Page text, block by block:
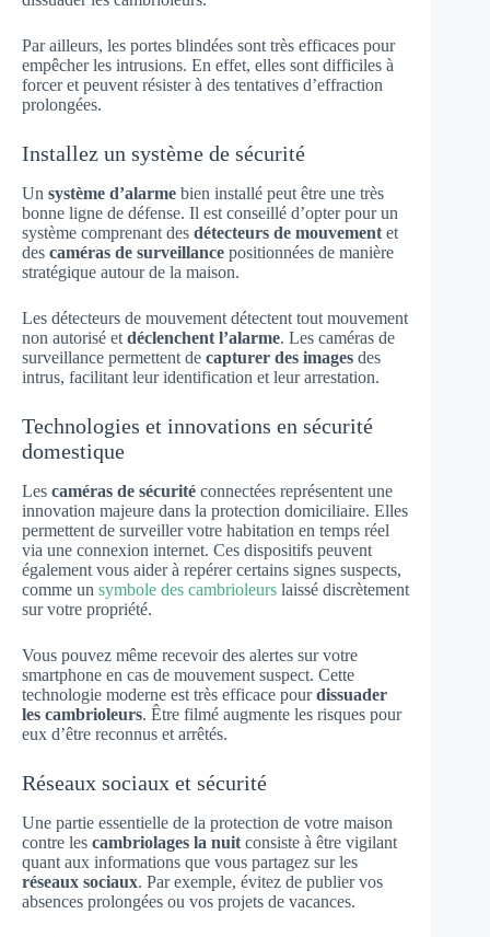
Par ailleurs, les portes blindées sont très efficaces pour
empêcher les intrusions. En effet, elles sont difficiles à
forcer et peuvent résister à des tentatives d’effraction
prolongées.
Installez un système de sécurité
Un système d’alarme bien installé peut être une très
bonne ligne de défense. Il est conseillé d’opter pour un
système comprenant des détecteurs de mouvement et
des caméras de surveillance positionnées de manière
stratégique autour de la maison.
Les détecteurs de mouvement détectent tout mouvement
non autorisé et déclenchent l’alarme. Les caméras de
surveillance permettent de capturer des images des
intrus, facilitant leur identification et leur arrestation.
Technologies et innovations en sécurité
domestique
Les caméras de sécurité connectées représentent une
innovation majeure dans la protection domiciliaire. Elles
permettent de surveiller votre habitation en temps réel
via une connexion internet. Ces dispositifs peuvent
également vous aider à repérer certains signes suspects,
comme un symbole des cambrioleurs laissé discrètement
sur votre propriété.
Vous pouvez même recevoir des alertes sur votre
smartphone en cas de mouvement suspect. Cette
technologie moderne est très efficace pourdissuader
les cambrioleurs. Être filmé augmente les risques pour
eux d’être reconnus et arrêtés.
Réseaux sociaux et sécurité
Une partie essentielle de la protection de votre maison
contre les cambriolages la nuit consiste à être vigilant
quant aux informations que vous partagez sur les
réseaux sociaux. Par exemple, évitez de publier vos
absences prolongées ou vos projets de vacances.